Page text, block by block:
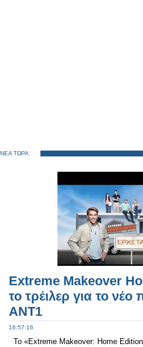
ΝΕΑ ΤΩΡΑ
Extreme Makeover
το τρέιλερ για το
ΑΝΤ1
16:57:16
Το «Extreme Makeover: Home